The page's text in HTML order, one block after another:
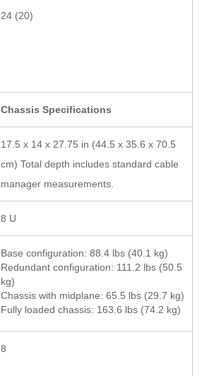
24 (20)
Chassis Specifications
17.5 x 14 x 27.75 in (44.5 x 35.6 x 70.5
cm) Total depth includes standard cable
manager measurements.
8 U
Base configuration: 88.4 lbs (40.1 kg)
Redundant configuration: 111.2 lbs (50.5
kg)
Chassis with midplane: 65.5 lbs (29.7 kg)
Fully loaded chassis: 163.6 lbs (74.2 kg)
8